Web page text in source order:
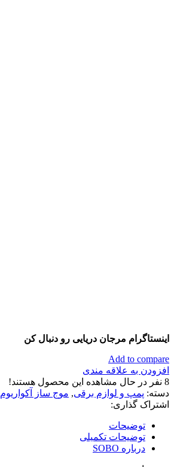
اینستاگرام مرجان دریایی رو دنبال کن
Add to compare
افزودن به علاقه مندی
8 نفر در حال مشاهده این محصول هستند!
دسته: پمپ و لوازم برقی, موج ساز آکواریوم
اشتراک گذاری:
توضیحات
توضیحات تکمیلی
درباره SOBO